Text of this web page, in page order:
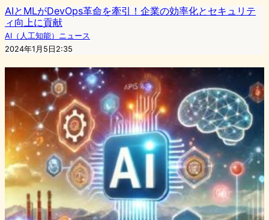
AIとMLがDevOps革命を牽引！企業の効率化とセキュリテ
ィ向上に貢献
AI（人工知能）ニュース
2024年1月5日2:35